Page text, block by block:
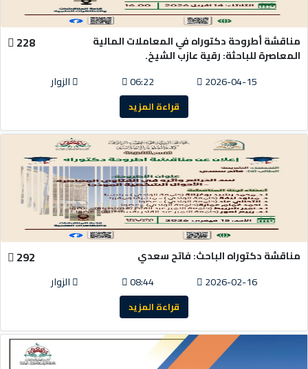
مناقشة أطروحة دكتوراه في المعاملات المالية
المعاصرة للباحثة: رقية عازب الشيخ.
228
2026-04-15
06:22 الزوار
قراءة المزيد
مناقشة دكتوراه الباحث: فاتح سعدي 292
2026-02-16
08:44 الزوار
قراءة المزيد